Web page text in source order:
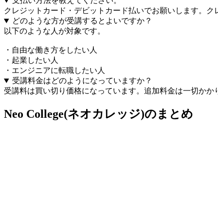
クレジットカード・デビットカード払いでお願いします。
どのような方が受講するとよいですか？
以下のような人が対象です。
・自由な働き方をしたい人
・起業したい人
・エンジニアに転職したい人
受講料金はどのようになっていますか？
受講料は買い切り価格になっています。追加料金は一切かか
Neo College(ネオカレッジ)のまとめ